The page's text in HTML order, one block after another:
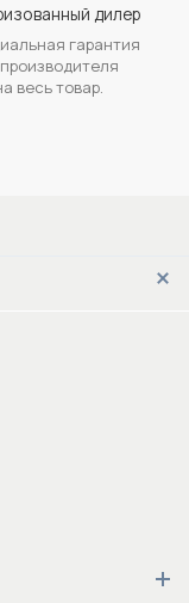
дилер
гарантия
весь товар.